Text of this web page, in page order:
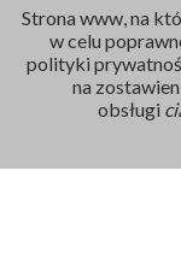
Rejestracja
Tel.
Strona www, na
w celu
polityki
na
obsługi